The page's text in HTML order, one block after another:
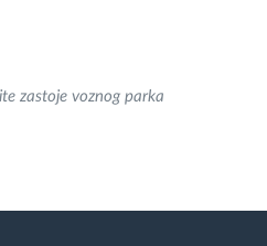
zastoje voznog parka